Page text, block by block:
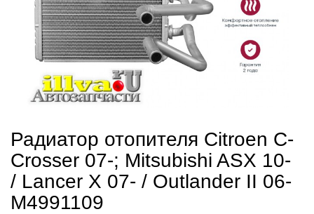
Радиатор отопителя Citroen C-
Crosser 07-; Mitsubishi ASX 10-
/ Lancer X 07- / Outlander II 06-
M4991109